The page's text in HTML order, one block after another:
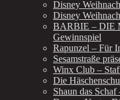
Disney
Disney
BARBIE – DIE
Gewinnspiel
Rapunzel – Für
Sesamstraße
Winx Club –
Die
Shaun das